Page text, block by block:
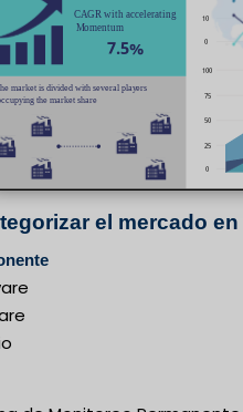
el mercado